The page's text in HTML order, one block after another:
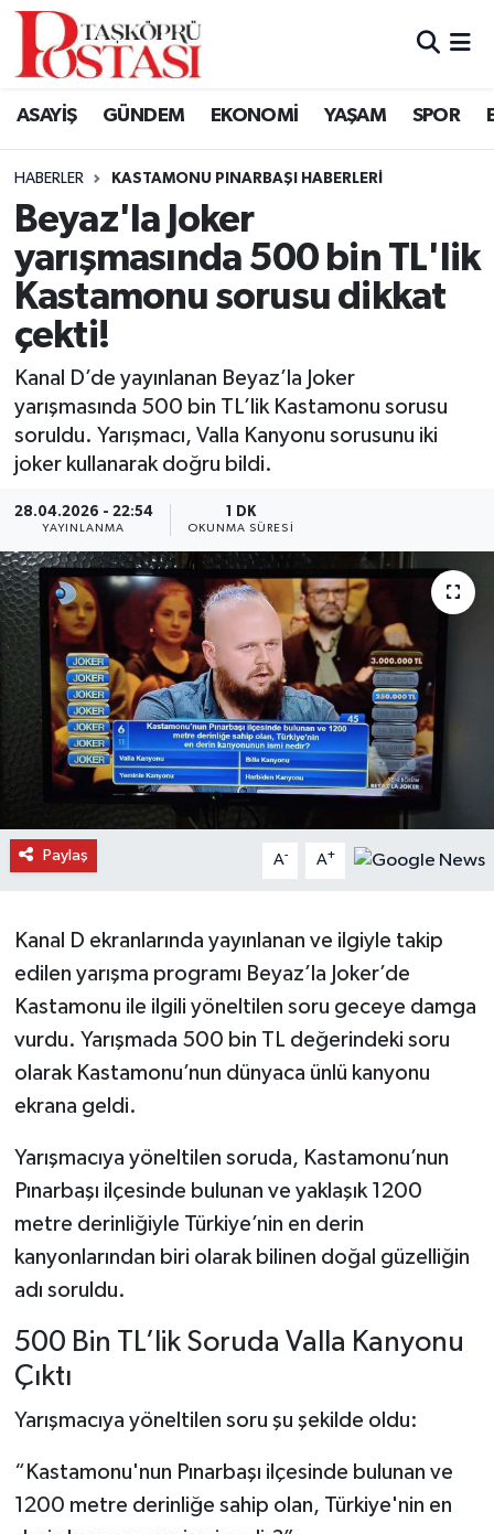
ASAYİŞ GÜNDEM EKONOMİ YAŞAM SPOR
HABERLER KASTAMONU PINARBAŞI HABERLERI
Beyaz'la Joker
yarışmasında 500 bin TL'lik
Kastamonu sorusu dikkat
çekti!
Kanal D’de yayınlanan Beyaz’la Joker
yarışmasında 500 bin TL’lik Kastamonu sorusu
soruldu. Yarışmacı, Valla Kanyonu sorusunu iki
joker kullanarak doğru bildi.
28.04.2026 - 22:54
YAYINLANMA
1 DK
OKUNMA SÜRESI
Paylaş A- A+
Kanal D ekranlarında yayınlanan ve ilgiyle takip
edilen yarışma programı Beyaz’la Joker’de
Kastamonu ile ilgili yöneltilen soru geceye damga
vurdu. Yarışmada 500 bin TL değerindeki soru
olarak Kastamonu’nun dünyaca ünlü kanyonu
ekrana geldi.
Yarışmacıya yöneltilen soruda, Kastamonu’nun
Pınarbaşı ilçesinde bulunan ve yaklaşık 1200
metre derinliğiyle Türkiye’nin en derin
kanyonlarından biri olarak bilinen doğal güzelliğin
adı soruldu.
500 Bin TL’lik Soruda Valla Kanyonu
Çıktı
Yarışmacıya yöneltilen soru şu şekilde oldu:
“Kastamonu'nun Pınarbaşı ilçesinde bulunan ve
1200 metre derinliğe sahip olan, Türkiye'nin en
Kastamonu Vefat Edenler
Araç Haberleri
Azdavay Haberleri
Cide Haberleri
Daday Haberleri
Devrekani Haberleri
Doğanyurt Haberleri
Hanönü Haberleri
İhsangazi Haberleri
İnebolu Haberleri
Küre Haberleri
Pınarbaşı Haberleri
Şenpazar Haberleri
Seydiler Haberleri
Taşköprü Haberleri
Karadeniz Haberleri
Teknoloji Haberleri
Siyaset Haberleri